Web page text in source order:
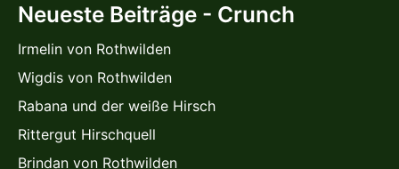
Neueste Beiträge - Crunch
Irmelin von Rothwilden
Wigdis von Rothwilden
Rabana und der weiße Hirsch
Rittergut Hirschquell
Brindan von Rothwilden